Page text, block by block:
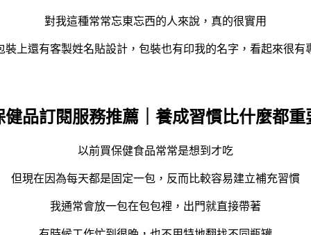
對我這種常常忘東忘西的人來說，真的很實用
裝上還有客製姓名貼設計，包裝也有印我的名字，看起來很有
健品訂閱服務推薦｜養成習慣比什麼都重
以前買保健食品常常是想到才吃
但現在因為每天都是固定一包，反而比較容易建立補充習慣
我通常會放一包在包包裡，出門就直接帶著